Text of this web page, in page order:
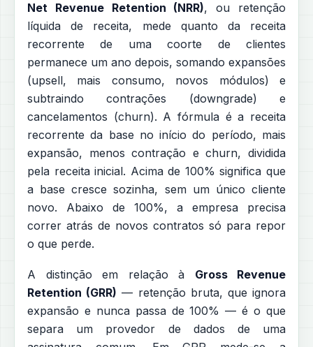
Net Revenue Retention (NRR), ou retenção
líquida de receita, mede quanto da receita
recorrente de uma coorte de clientes
permanece um ano depois, somando expansões
(upsell, mais consumo, novos módulos) e
subtraindo contrações (downgrade) e
cancelamentos (churn). A fórmula é a receita
recorrente da base no início do período, mais
expansão, menos contração e churn, dividida
pela receita inicial. Acima de 100% significa que
a base cresce sozinha, sem um único cliente
novo. Abaixo de 100%, a empresa precisa
correr atrás de novos contratos só para repor
o que perde.
A distinção em relação à Gross Revenue
Retention (GRR) — retenção bruta, que ignora
expansão e nunca passa de 100% — é o que
separa um provedor de dados de uma